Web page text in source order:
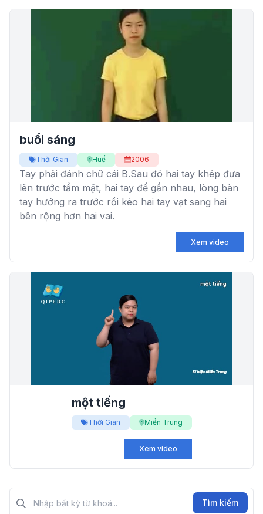
buổi sáng
Thời Gian Huế 2006
Tay phải đánh chữ cái B.Sau đó hai tay khép đưa
lên trước tầm mặt, hai tay để gần nhau, lòng bàn
tay hướng ra trước rồi kéo hai tay vạt sang hai
bên rộng hơn hai vai.
Xem video
một tiếng
Thời Gian Miền Trung
Xem video
Tìm kiếm?>
Tìm kiếm